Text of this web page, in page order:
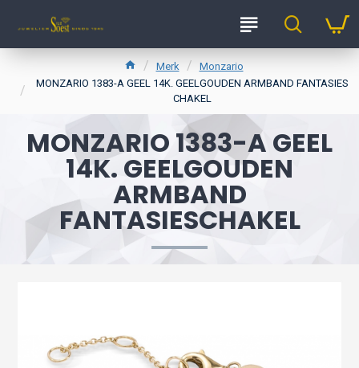
Merk
Monzario
MONZARIO 1383-A GEEL 14K. GEELGOUDEN ARMBAND FANTASIES
CHAKEL
MONZARIO 1383-A GEEL
14K. GEELGOUDEN
ARMBAND
FANTASIESCHAKEL